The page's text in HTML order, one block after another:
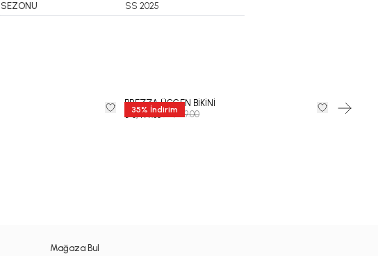
SEZONU
SS 2025
35% İndirim
BREZZA ÜÇGEN BİKİNİ
₺ 6,499.35₺ 9,999.00
BİKİNİ ALT
₺ 2,799.00
Mağaza Bul